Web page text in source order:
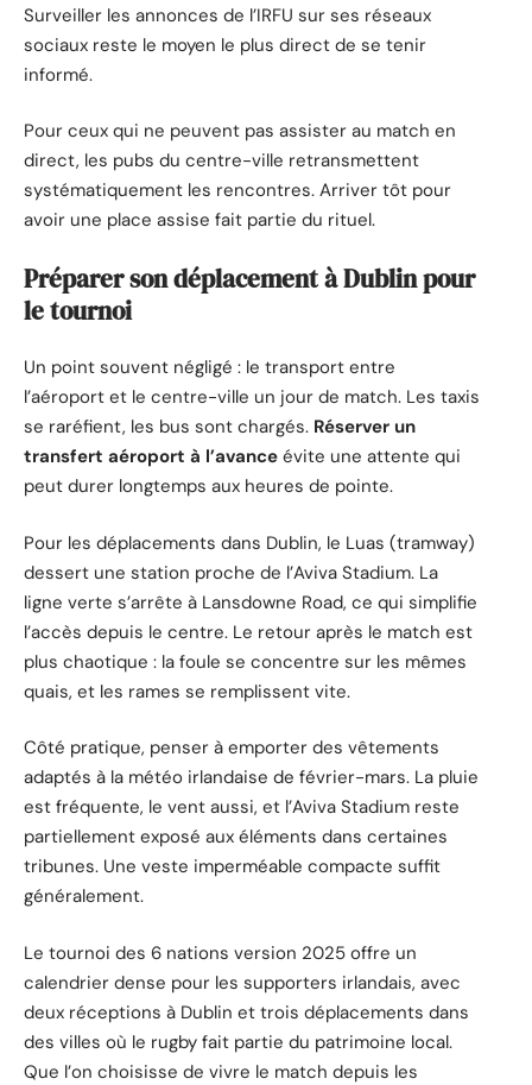
Surveiller les annonces de l’IRFU sur ses réseaux
sociaux reste le moyen le plus direct de se tenir
informé.
Pour ceux qui ne peuvent pas assister au match en
direct, les pubs du centre-ville retransmettent
systématiquement les rencontres. Arriver tôt pour
avoir une place assise fait partie du rituel.
Préparer son déplacement à Dublin pour
le tournoi
Un point souvent négligé : le transport entre
l’aéroport et le centre-ville un jour de match. Les taxis
se raréfient, les bus sont chargés. Réserver un
transfert aéroport à l’avance évite une attente qui
peut durer longtemps aux heures de pointe.
Pour les déplacements dans Dublin, le Luas (tramway)
dessert une station proche de l’Aviva Stadium. La
ligne verte s’arrête à Lansdowne Road, ce qui simplifie
l’accès depuis le centre. Le retour après le match est
plus chaotique : la foule se concentre sur les mêmes
quais, et les rames se remplissent vite.
Côté pratique, penser à emporter des vêtements
adaptés à la météo irlandaise de février-mars. La pluie
est fréquente, le vent aussi, et l’Aviva Stadium reste
partiellement exposé aux éléments dans certaines
tribunes. Une veste imperméable compacte suffit
généralement.
Le tournoi des 6 nations version 2025 offre un
calendrier dense pour les supporters irlandais, avec
deux réceptions à Dublin et trois déplacements dans
des villes où le rugby fait partie du patrimoine local.
Que l’on choisisse de vivre le match depuis les